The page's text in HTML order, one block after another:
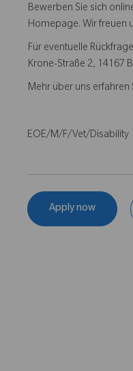
Bewerben Sie sich
Homepage. Wir freuen
Für eventuelle
Krone-Straße 2, 14167
Mehr über uns erfahren
EOE/M/F/Vet/Disability
Apply now